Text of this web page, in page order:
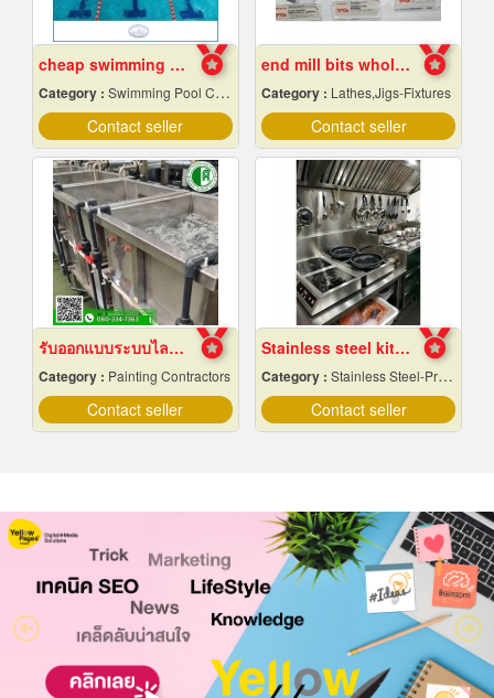
cheap swimming pool construction
Category : Swimming Pool Contractors
Contact seller
end mill bits wholesale price
Category : Lathes,Jigs-Fixtures
Contact seller
รับออกแบบระบบไลน์ชุบชิ้นงานอุตสาหกรรม
Category : Painting Contractors
Contact seller
Stainless steel kitchenware factory
Category : Stainless Steel-Products
Contact seller